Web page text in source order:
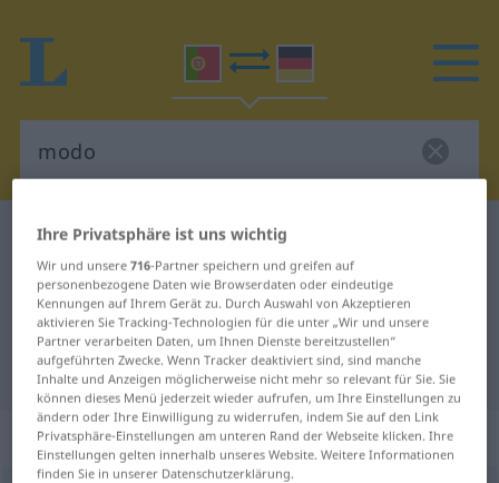
Portugiesisch-Deutsch Wörterbuch
Portugiesisch-Deutsch
Übersetzung für "modo"
"modo" Deutsch Übersetzung
„modo“: masculino
Ihre Privatsphäre ist uns wichtig
Wir und unsere716-Partner speichern und greifen auf
personenbezogene Daten wie Browserdaten oder eindeutige
Kennungen auf Ihrem Gerät zu. Durch Auswahl von Akzeptieren
aktivieren Sie Tracking-Technologien für die unter „Wir und unsere
Partner verarbeiten Daten, um Ihnen Dienste bereitzustellen“
aufgeführten Zwecke. Wenn Tracker deaktiviert sind, sind manche
Inhalte und Anzeigen möglicherweise nicht mehr so relevant für Sie. Sie
können dieses Menü jederzeit wieder aufrufen, um Ihre Einstellungen zu
ändern oder Ihre Einwilligung zu widerrufen, indem Sie auf den Link
Privatsphäre-Einstellungen am unteren Rand der Webseite klicken. Ihre
Einstellungen gelten innerhalb unseres Website. Weitere Informationen
finden Sie in unserer Datenschutzerklärung.